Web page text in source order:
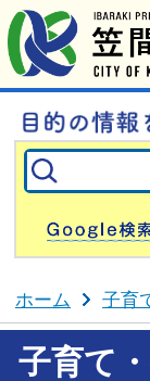
ホーム 子育
子育て